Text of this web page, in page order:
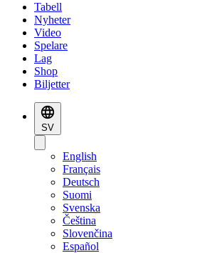
Tabell
Nyheter
Video
Spelare
Lag
Shop
Biljetter
SV
English
Français
Deutsch
Suomi
Svenska
Čeština
Slovenčina
Español